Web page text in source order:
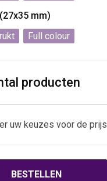
mm)
Full colour
producten
uw keuzes voor de
BESTELLEN